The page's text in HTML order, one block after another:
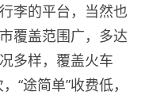
李的平台，当然也
覆盖范围广，多达
多样，覆盖火车
“途简单”收费低，